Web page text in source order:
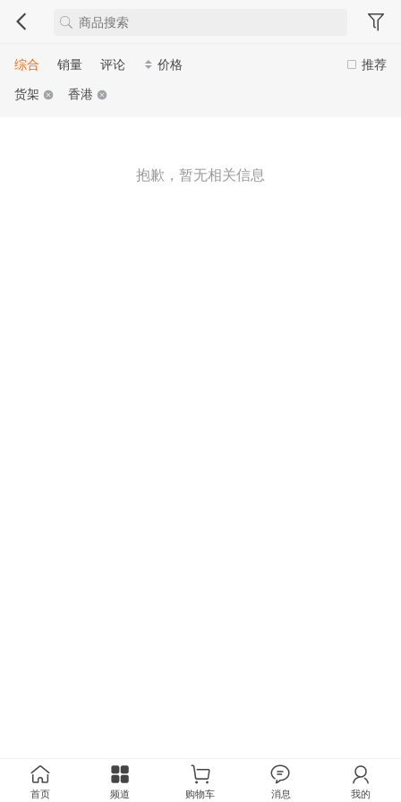
推荐
综合 销量 评论
价格
货架
香港
抱歉，暂无相关信息
首页 频道 购物车 消息 我的